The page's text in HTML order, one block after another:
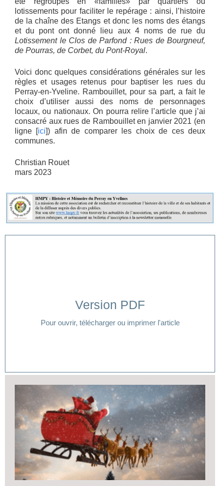
lotissements pour faciliter le repérage : ainsi, l’histoire
de la chaîne des Etangs et donc les noms des étangs
et du pont ont donné lieu aux 4 noms de rue du
Lotissement le Clos de Parfond : Rues de Bourgneuf,
de Pourras, de Corbet, du Pont-Royal.
Voici donc quelques considérations générales sur les
règles et usages retenus pour baptiser les rues du
Perray-en-Yveline. Rambouillet, pour sa part, a fait le
choix d’utiliser aussi des noms de personnages
locaux, ou nationaux. On pourra relire l’article que j’ai
consacré aux rues de Rambouillet en janvier 2021 (en
ligne [ici]) afin de comparer les choix de ces deux
communes.
Christian Rouet
mars 2023
Version PDF
Pour ouvrir, télécharger ou imprimer l'article
Cliquer ici